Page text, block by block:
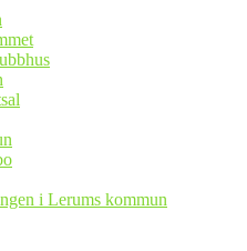
i Lerums kommun